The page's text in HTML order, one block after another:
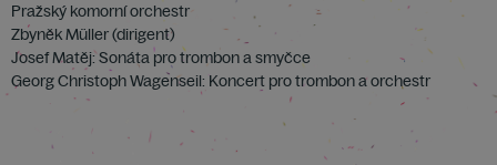
Pražský komorní orchestr
Zbyněk Müller (dirigent)
Josef Matěj: Sonáta pro trombon a smyčce
Georg Christoph Wagenseil: Koncert pro trombon a orchestr